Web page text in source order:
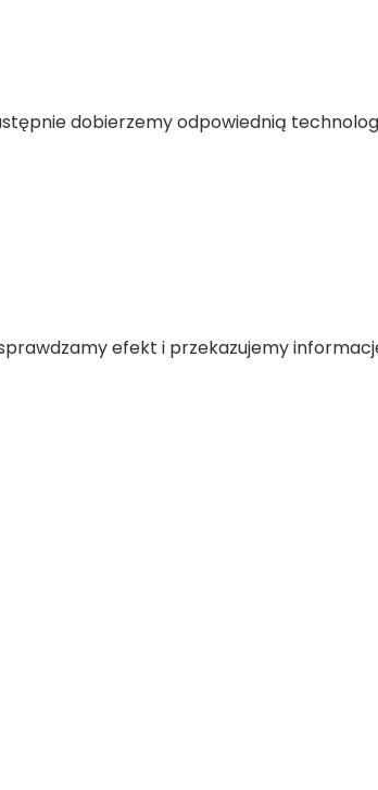
dobierzemy odpowiednią
efekt i przekazujemy